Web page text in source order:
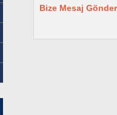
Bize Mesaj